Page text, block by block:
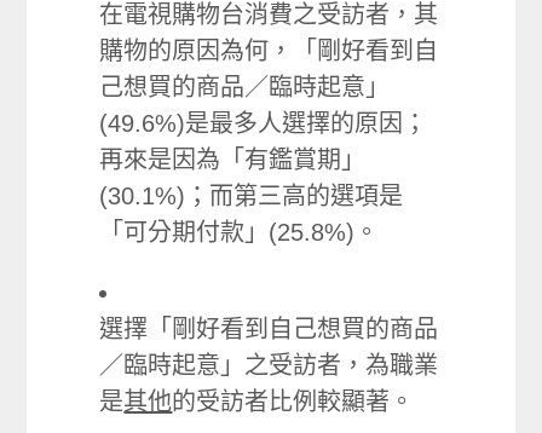
在電視購物台消費之受訪者，其
購物的原因為何，「剛好看到自
己想買的商品／臨時起意」
(49.6%)是最多人選擇的原因；
再來是因為「有鑑賞期」
(30.1%)；而第三高的選項是
「可分期付款」(25.8%)。
選擇「剛好看到自己想買的商品
／臨時起意」之受訪者，為職業
是其他的受訪者比例較顯著。